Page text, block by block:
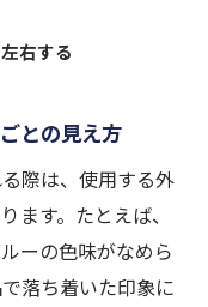
右する
との見え方
際は、使用する外
ます。たとえば、
ーの色味がなめら
落ち着いた印象に